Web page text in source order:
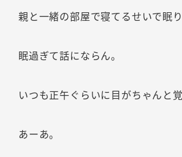
親と一緒の部屋で寝てるせいで眠
眠過ぎて話にならん。
いつも正午ぐらいに目がちゃんと
あーあ。